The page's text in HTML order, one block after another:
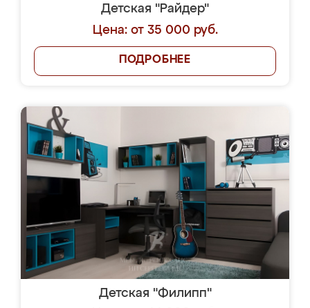
Детская "Райдер"
Цена: от 35 000 руб.
ПОДРОБНЕЕ
Детская "Филипп"